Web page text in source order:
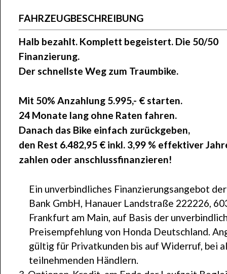
FAHRZEUGBESCHREIBUNG
Halb bezahlt. Komplett begeistert. Die 50/50
Finanzierung.
Der schnellste Weg zum Traumbike.
Mit 50% Anzahlung 5.995,- €starten.
24 Monate lang ohne Raten fahren.
Danach das Bike einfach zurückgeben,
den Rest 6.482,95 € inkl. 3,99 % effektiver
zahlen oder anschlussfinanzieren!
Ein unverbindliches Finanzierungsangebot
Bank GmbH, Hanauer Landstraße 222226,
Frankfurt am Main, auf Basis der
Preisempfehlung von Honda Deutschland.
gültig für Privatkunden bis auf Widerruf, bei
teilnehmenden Händlern.